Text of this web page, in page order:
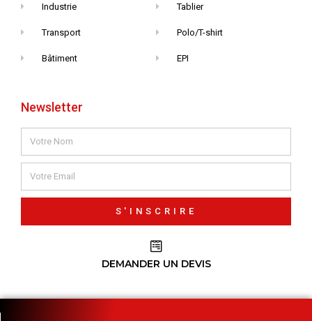
Industrie
Transport
Bâtiment
Tablier
Polo/T-shirt
EPI
Newsletter
S'INSCRIRE
DEMANDER UN DEVIS